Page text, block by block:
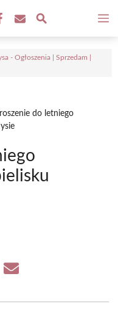
- Ogłoszenia | Sprzedam |
do letniego
Share